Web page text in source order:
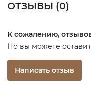
ОТЗЫВЫ (0)
К сожалению,
Но вы можете
Написать отзыв